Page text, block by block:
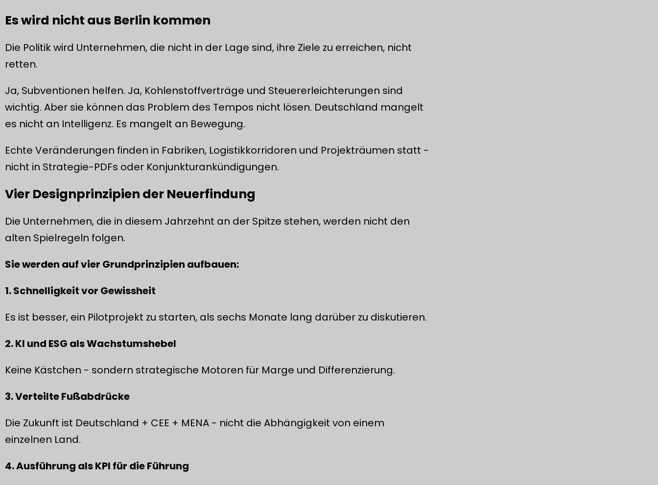
Es wird nicht aus Berlin kommen
Die Politik wird Unternehmen, die nicht in der Lage sind, ihre Ziele zu erreichen, nicht
retten.
Ja, Subventionen helfen. Ja, Kohlenstoffverträge und Steuererleichterungen sind
wichtig. Aber sie können das Problem des Tempos nicht lösen. Deutschland mangelt
es nicht an Intelligenz. Es mangelt an Bewegung.
Echte Veränderungen finden in Fabriken, Logistikkorridoren und Projekträumen statt -
nicht in Strategie-PDFs oder Konjunkturankündigungen.
Vier Designprinzipien der Neuerfindung
Die Unternehmen, die in diesem Jahrzehnt an der Spitze stehen, werden nicht den
alten Spielregeln folgen.
Sie werden auf vier Grundprinzipien aufbauen:
1. Schnelligkeit vor Gewissheit
Es ist besser, ein Pilotprojekt zu starten, als sechs Monate lang darüber zu diskutieren.
2. KI und ESG als Wachstumshebel
Keine Kästchen - sondern strategische Motoren für Marge und Differenzierung.
3. Verteilte Fußabdrücke
Die Zukunft ist Deutschland + CEE + MENA - nicht die Abhängigkeit von einem
einzelnen Land.
4. Ausführung als KPI für die Führung